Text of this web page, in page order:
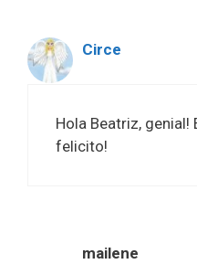
Circe
Hola Beatriz, genial!
felicito!
mailene